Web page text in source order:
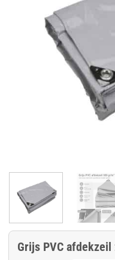
Grijs PVC afdekzeil